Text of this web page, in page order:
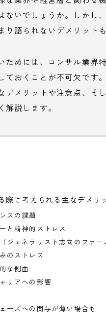
いでしょうか。しかし
語られないデメリットも
ためには、コンサル業界
おくことが不可欠です
メリットや注意点、そ
説します。
際に考えられる主なデメリ
スの課題
と精神的ストレス
ジェネラリスト志向のファー
のストレス
な側面
リアへの影響
ーズへの関与が薄い場合も